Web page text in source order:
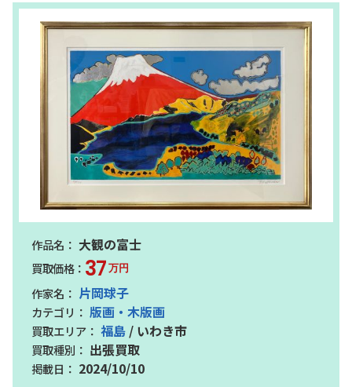
大観の富士
37万円
片岡球子
版画・木版画
福島 / いわき市
出張買取
2024/10/10